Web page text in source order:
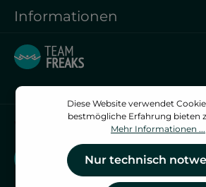
Vertrag widerrufen
Vertrag widerrufen
Informationen
Diese Website verwendet
bestmögliche Erfahrung bieten
Mehr Informationen ...
Nur technisch